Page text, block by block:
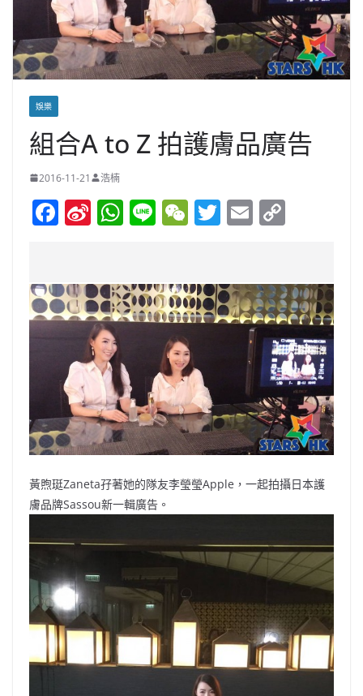
娛樂
組合A to Z 拍護膚品廣告
2016-11-21 浩楠
F
e
b
o
o
k
Si
W
ei
b
o
W
s
A
p
Li W
h
at
T
er
E
l y
Li
n
k
黃煦珽Zaneta孖著她的隊友李瑩瑩Apple，一起拍攝日本護
膚品牌Sassou新一輯廣告。